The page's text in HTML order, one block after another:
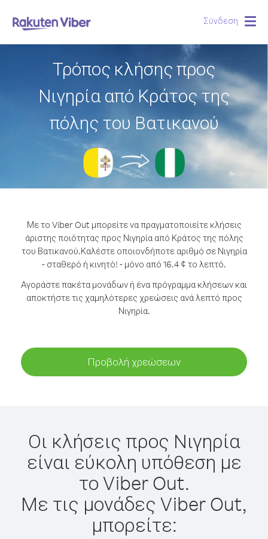
Σύνδεση
Τρόπος κλήσης προς
Νιγηρία από Κράτος της
πόλης του Βατικανού
Με το Viber Out μπορείτε να πραγματοποιείτε κλήσεις
άριστης ποιότητας προς Νιγηρία από Κράτος της πόλης
του Βατικανού.Καλέστε οποιονδήποτε αριθμό σε Νιγηρία
- σταθερό ή κινητό! - μόνο από 16.4 ¢ το λεπτό.
Αγοράστε πακέτα μονάδων ή ένα πρόγραμμα κλήσεων και
αποκτήστε τις χαμηλότερες χρεώσεις ανά λεπτό προς
Νιγηρία.
Προβολή χρεώσεων
Οι κλήσεις προς Νιγηρία
είναι εύκολη υπόθεση με
το Viber Out.
Με τις μονάδες Viber Out,
μπορείτε: